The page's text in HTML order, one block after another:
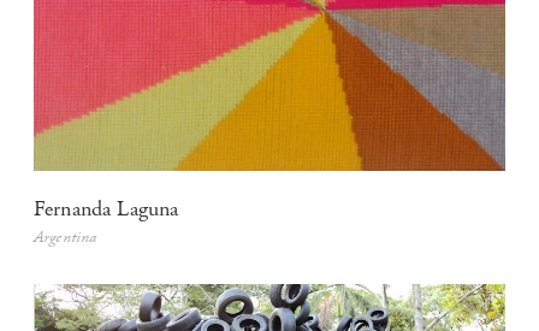
Fernanda Laguna
Argentina